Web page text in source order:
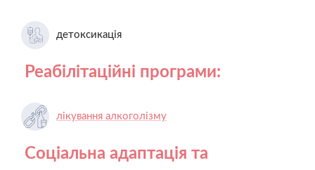
детоксикація
Реабілітаційні програми:
лікування алкоголізму
Соціальна адаптація та